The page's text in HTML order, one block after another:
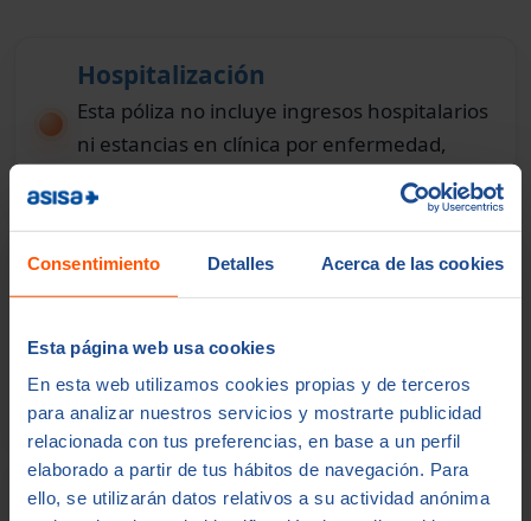
Consentimiento Detalles Acerca de las cookies
Esta página web usa cookies
En esta web utilizamos cookies propias y de terceros
para analizar nuestros servicios y mostrarte publicidad
relacionada con tus preferencias, en base a un perfil
elaborado a partir de tus hábitos de navegación. Para
ello, se utilizarán datos relativos a su actividad anónima
Hospitalización
Esta póliza no incluye ingresos hospitalarios
ni estancias en clínica por enfermedad,
Cirugía e intervenciones
quirúrgicas
No cubre operaciones ni procedimientos
quirúrgicos propios de un seguro médico
completo con hospitalización.
Urgencias que requieran ingreso